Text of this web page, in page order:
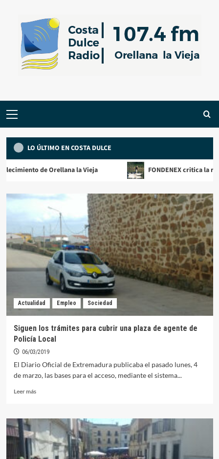
contenido
Menú
LO ÚLTIMO EN COSTA DULCE
de Orellana la Vieja FONDENEX critica la retirada del
Actualidad Empleo Sociedad
Siguen los trámites para cubrir una plaza de agente de
Policía Local
06/03/2019
El Diario Oficial de Extremadura publicaba el pasado lunes, 4
de marzo, las bases para el acceso, mediante el sistema...
Leer másLeer
Siguen
trámites
para
cubrir